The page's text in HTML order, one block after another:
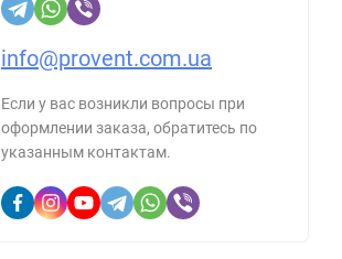
info@provent.com.ua
Если у вас возникли вопросы при
оформлении заказа, обратитесь по
указанным контактам.